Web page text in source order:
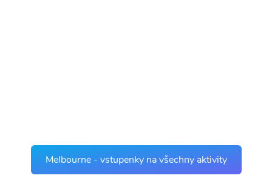
Melbourne - vstupenky na všechny aktivity